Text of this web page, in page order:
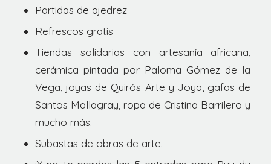
Partidas de ajedrez
Refrescos gratis
Tiendas solidarias con artesanía africana,
cerámica pintada por Paloma Gómez de la
Vega, joyas de Quirós Arte y Joya, gafas de
Santos Mallagray, ropa de Cristina Barrilero y
mucho más.
Subastas de obras de arte.